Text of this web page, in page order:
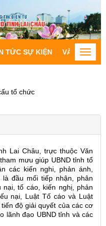
TỨC SỰ KIỆN VĂN BẢNToggle
tổ chức
Châu, trực thuộc Văn
mưu giúp UBND tỉnh tổ
các kiến nghi, phản ánh,
đầu mối tiếp nhận, phân
tố cáo, kiến nghị, phản
nại, Luật Tố cáo và Luật
độ giải quyết của các cơ
lãnh đạo UBND tỉnh và các